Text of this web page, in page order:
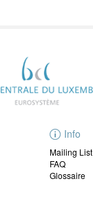
Info
Mailing List
FAQ
Glossaire